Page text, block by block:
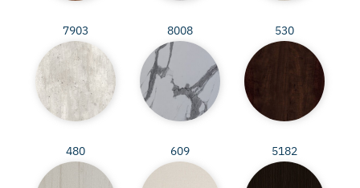
530
8008
7903
5182
609
480